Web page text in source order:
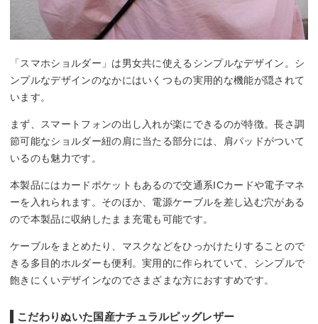
「スマホショルダー」は男女共に使えるシンプルなデザイン。シ
ンプルなデザインのなかにはいくつもの実用的な機能が隠されて
います。
まず、スマートフォンの出し入れが楽にできるのが特徴。長さ調
節可能なショルダー紐の肩に当たる部分には、肩パッドがついて
いるのも魅力です。
本製品にはカードポケットもあるので交通系ICカードや電子マネ
ーを入れられます。そのほか、電源ケーブルを差し込む穴がある
ので本製品に収納したまま充電も可能です。
ケーブルをまとめたり、マスクなどをひっかけたりすることので
きる多目的ホルダーも便利。実用的に作られていて、シンプルで
飽きにくいデザインなのでさまざまな方におすすめです。
こだわりぬいた国産ナチュラルピッグレザー